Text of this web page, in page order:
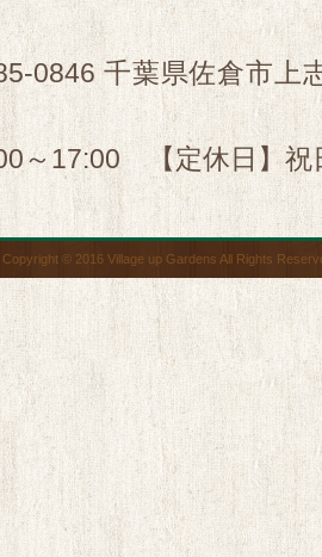
0846 千葉県佐倉市
～17:00 【定休日】祝
Copyright © 2016 Village up Gardens All Rights